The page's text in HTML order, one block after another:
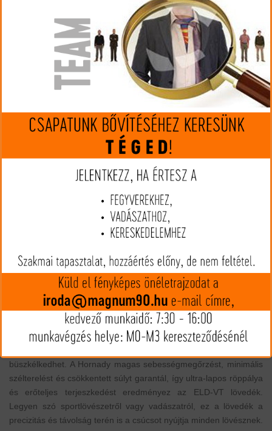
Hornady
Kaliber: 6,5 Grendel
MIP kártya jóváírás: 70Kártyát igényelek
Az ELD-VT a Hornady vállalat legújabb és legmodernebb
büszkélkedhet. A Hornady magas sebességmegőrzést, minimális
szélterelést és csökkentett súlyt garantál, így ultra-lapos röppálya
és erőteljes terjeszkedést eredményez az ELD-VT lövedék.
Legyen szó sportlövészetről vagy vadászatról, ez a lövedék a
precizitás és távolság terén is a csúcsot nyújtja minden lövésznek.